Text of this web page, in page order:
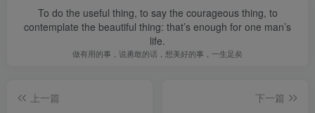
To do the useful thing, to say the courageous thing, to
contemplate the beautiful thing: that’s enough for one man’s
life.
做有用的事，说勇敢的话，想美好的事，一生足矣
上一篇
下一篇